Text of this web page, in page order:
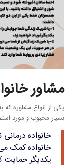
مشاور
یکی از انواع مشاوره
بسیار محبوب و مورد
خانواده
خانواده کمک می
یکدیگر حمایت